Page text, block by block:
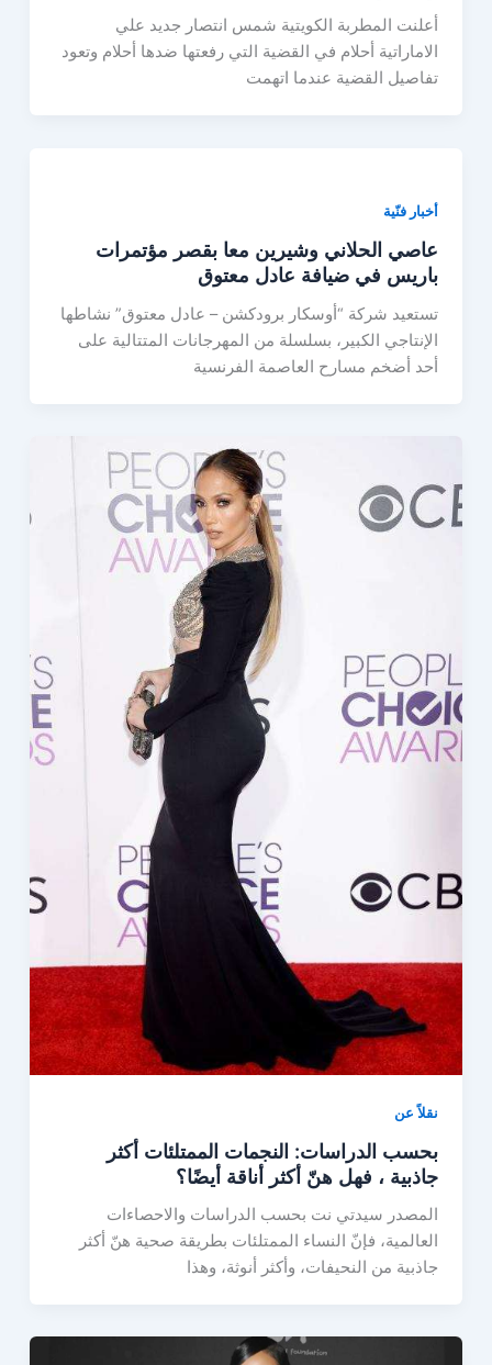
أعلنت المطربة الكويتية شمس انتصار جديد علي
الاماراتية أحلام في القضية التي رفعتها ضدها أحلام وتعود
تفاصيل القضية عندما اتهمت
أخبار فنّية
عاصي الحلاني وشيرين معا بقصر مؤتمرات
باريس في ضيافة عادل معتوق
تستعيد شركة “أوسكار برودكشن – عادل معتوق” نشاطها
الإنتاجي الكبير، بسلسلة من المهرجانات المتتالية على
أحد أضخم مسارح العاصمة الفرنسية
نقلاً عن
بحسب الدراسات: النجمات الممتلئات أكثر
جاذبية ، فهل هنّ أكثر أناقة أيضًا؟
المصدر سيدتي نت بحسب الدراسات والاحصاءات
العالمية، فإنّ النساء الممتلئات بطريقة صحية هنّ أكثر
جاذبية من النحيفات، وأكثر أنوثة، وهذا